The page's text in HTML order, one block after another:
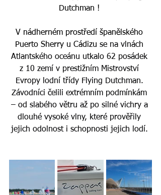
Dutchman !
V nádherném prostředí španělského
Puerto Sherry u Cádizu se na vlnách
Atlantského oceánu utkalo 62 posádek
z 10 zemí v prestižním Mistrovství
Evropy lodní třídy Flying Dutchman.
Závodníci čelili extrémním podmínkám
– od slabého větru až po silné vichry a
dlouhé vysoké vlny, které prověřily
jejich odolnost i schopnosti jejich lodí.